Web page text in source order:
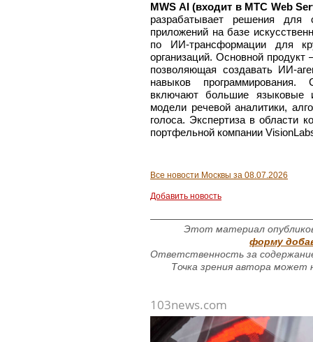
MWS AI (входит в МТС Web
разрабатывает решения для
приложений на базе
по ИИ-трансформации для
организаций. Основной
позволяющая создавать ИИ-
навыков программирования.
включают большие языковые
модели речевой аналитики,
голоса. Экспертиза в области
портфельной компании
Все новости Москвы за 08.07.2026
Добавить новость
Этот материал
форму
Ответственность за
Точка зрения автора может
103news.com